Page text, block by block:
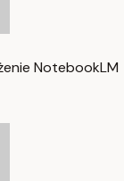
NotebookLM